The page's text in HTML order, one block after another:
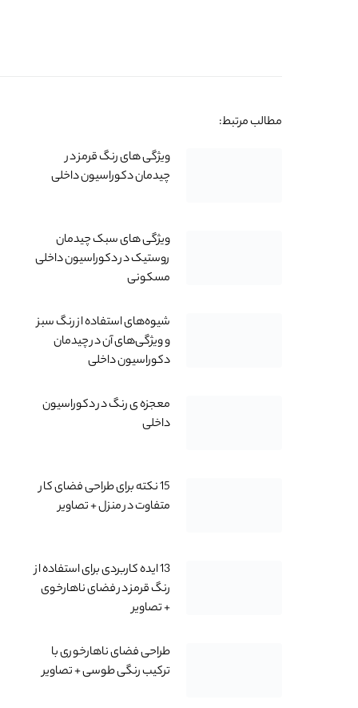
مطالب مرتبط:
ویژگی های رنگ قرمز در
چیدمان دکوراسیون داخلی
ویژگی های سبک چیدمان
روستیک در دکوراسیون داخلی
مسکونی
شیوه‌های استفاده از رنگ سبز
و ویژگی‌های آن در چیدمان
دکوراسیون داخلی
معجزه ی رنگ در دکوراسیون
داخلی
15 نکته برای طراحی فضای کار
متفاوت در منزل + تصاویر
13 ایده کاربردی برای استفاده از
رنگ قرمز در فضای ناهارخوی
+ تصاویر
طراحی فضای ناهارخوری با
ترکیب رنگی طوسی + ‌تصاویر